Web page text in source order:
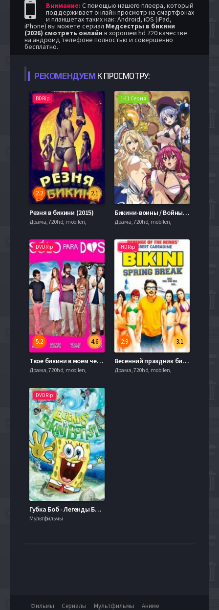
Внимание: С помощью нашего плеера, который
поддерживает онлайн просмотр на смартфонах
и планшетах таких как: Android, iOS (iPad,
iPhone) вы можете сериал Медсестры в бикини
(2026) смотреть онлайн в хорошем hd 720 качестве
на андроид телефоне полностью и совершенно
бесплатно.
РЕКОМЕНДУЕМ К ПРОСМОТРУ:
BDRip
2.1
2.2
Резня в бикини (2015)
Драма, 720hd, mobilen,
1-11 Серия
Бикини-воины / Войны бикини / Воины в бикини (2015)
Драма, 720hd, mobilen,
DVDRip
4.6
5.2
Твое бикини в моем чемодане (2013)
Драма, 720hd, mobilen,
HDRip
3.1
2.9
Весенний праздник бикини (2012)
Драма, 720hd, mobilen,
DVDRip
Губка Боб - Легенды Бикини Боттом (2010)
Мультфильмы
Фильмы Сериалы Мультфильмы
Аниме